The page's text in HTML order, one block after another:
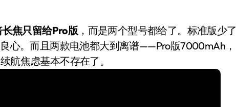
焦只留给Pro版 ，而是两个型号都给了。标准版少了
心。而且两款电池都大到离谱——Pro版7000mAh，
航焦虑基本不存在了。